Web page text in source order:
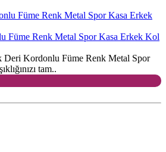
Füme Renk Metal Spor Kasa Erkek Kol
Deri Kordonlu Füme Renk Metal Spor
tam..